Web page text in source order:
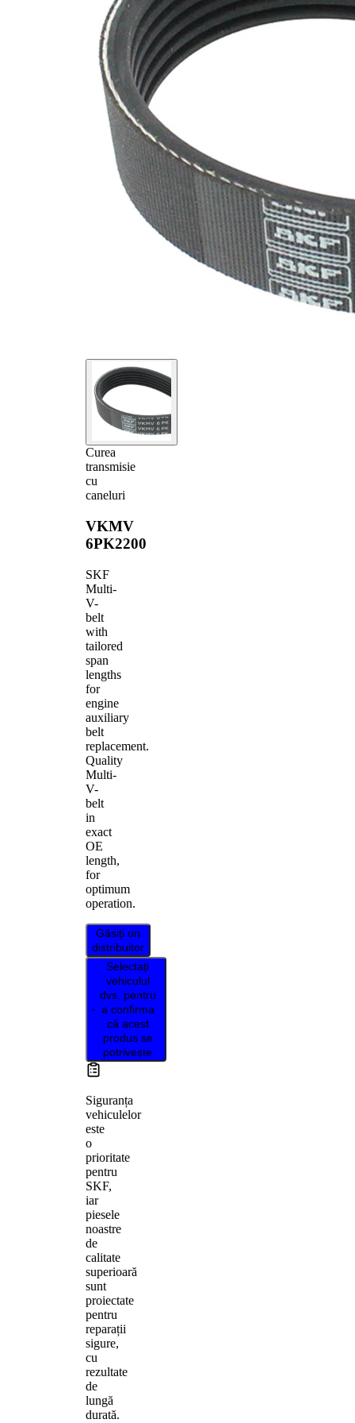
Curea
transmisie
cu
caneluri
VKMV
6PK2200
SKF
Multi-
V-
belt
with
tailored
span
lengths
for
engine
auxiliary
belt
replacement.
Quality
Multi-
V-
belt
in
exact
OE
length,
for
optimum
operation.
Găsiți un
distribuitor
Selectați
vehiculul
dvs. pentru
a confirma
că acest
produs se
potrivește
Siguranța
vehiculelor
este
o
prioritate
pentru
SKF,
iar
piesele
noastre
de
calitate
superioară
sunt
proiectate
pentru
reparații
sigure,
cu
rezultate
de
lungă
durată.
nervuri
SVHC
Nu sunt
disponibile
substante
SVHC
Material
curea
dienă
cauciuc)